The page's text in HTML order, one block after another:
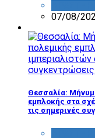
07/08/
Θεσσαλία:
εμπλοκής στα
τις σημερινές